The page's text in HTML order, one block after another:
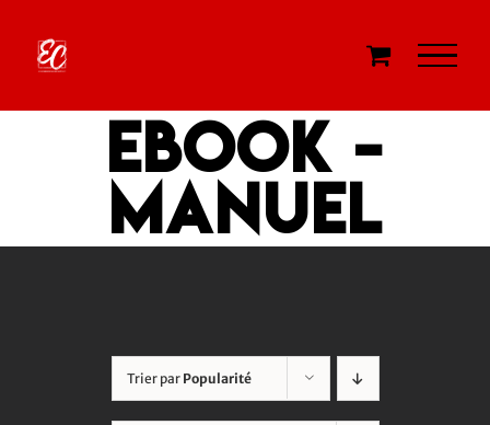
contenu
eBook -
Manuel
Trier par Popularité